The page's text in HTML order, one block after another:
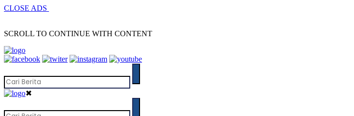
CLOSE ADS
SCROLL TO CONTINUE WITH CONTENT
✖